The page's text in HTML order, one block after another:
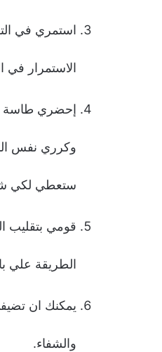
استمري في
الاستمرار في
إحضري طاسة
وكرري نفس
ستعطي لكي
قومي بتقليب
الطريقة علي
يمكنك ان
والشفاء.